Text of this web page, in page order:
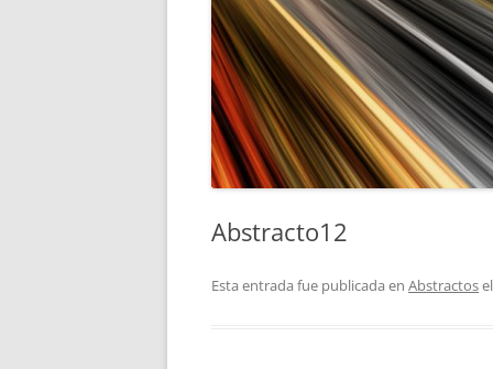
Abstracto12
Esta entrada fue publicada en Abstractosel